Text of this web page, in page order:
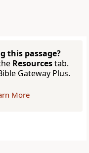
this passage?
Resourcestab.
Gateway Plus.
More